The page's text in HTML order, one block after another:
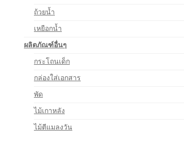
ถ้วยน้ำ
เหยือกน้ำ
ผลิตภัณฑ์อื่นๆ
กระโถนเด็ก
กล่องใส่เอกสาร
พัด
ไม้เกาหลัง
ไม้ตีแมลงวัน